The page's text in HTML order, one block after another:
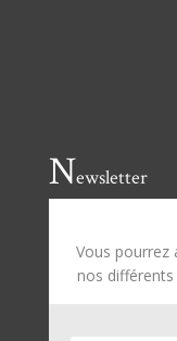
Newsletter
Vous pourrez
nos